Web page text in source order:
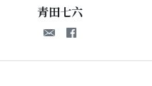
青田七六